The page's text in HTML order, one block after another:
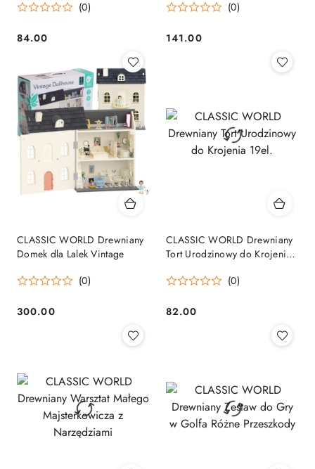
(0)
Cena:
84.00
(0)
Cena:
141.00
CLASSIC WORLD Drewniany
Domek dla Lalek Vintage
(0)
Cena:
300.00
CLASSIC WORLD Drewniany
Tort Urodzinowy do Krojenia
(0)
Cena:
82.00